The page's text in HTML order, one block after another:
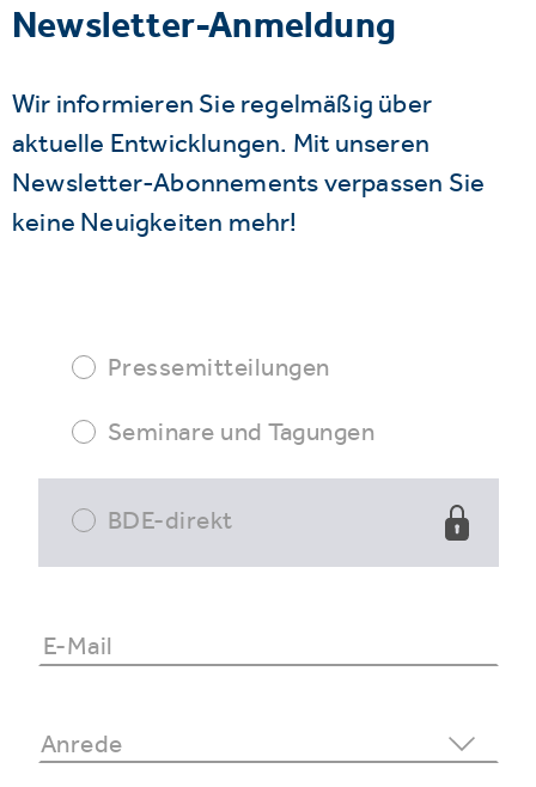
Newsletter-Anmeldung
Wir informieren Sie regelmäßig über
aktuelle Entwicklungen. Mit unseren
Newsletter-Abonnements verpassen Sie
keine Neuigkeiten mehr!
Pressemitteilungen
Seminare und Tagungen
BDE-direkt